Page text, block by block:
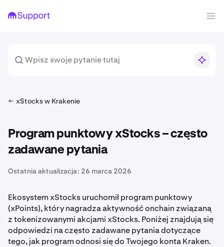
xStocks w Krakenie
Program punktowy xStocks – często
zadawane pytania
Ostatnia aktualizacja: 26 marca 2026
Ekosystem xStocks uruchomił program punktowy
(xPoints), który nagradza aktywność onchain związaną
z tokenizowanymi akcjami xStocks. Poniżej znajdują się
odpowiedzi na często zadawane pytania dotyczące
tego, jak program odnosi się do Twojego konta Kraken.